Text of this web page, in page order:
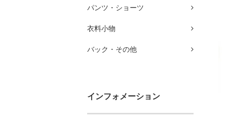
パンツ・ショーツ
衣料小物
バック・その他
インフォメーション